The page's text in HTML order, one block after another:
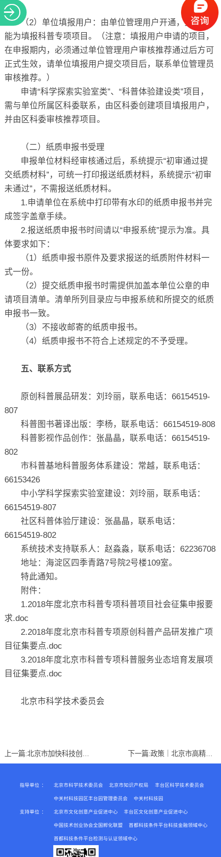
项目。
（2）单位填报用户：由单位管理用户开通，主要功
能为填报科普专项项目。（注意：填报用户申请的项目，
在申报期内，必须通过单位管理用户审核推荐通过后方可
正式生效，请单位填报用户提交项目后，联系单位管理员
审核推荐。）
申请“科学探索实验室类”、“科普体验建设类”项目，
需与单位所属区科委联系，由区科委创建项目填报用户，
并由区科委审核推荐项目。
（二）纸质申报书受理
申报单位材料经审核通过后，系统提示“初审通过提
交纸质材料”，可统一打印报送纸质材料，系统提示“初审
未通过”，不需报送纸质材料。
1.申请单位在系统中打印带有水印的纸质申报书并完
成签字盖章手续。
2.报送纸质申报书时间请以“申报系统”提示为准。具
体要求如下：
（1）纸质申报书原件及要求报送的纸质附件材料一
式一份。
（2）提交纸质申报书时需提供加盖本单位公章的申
请项目清单。清单所列目录应与申报系统和所提交的纸质
申报书一致。
（3）不接收邮寄的纸质申报书。
（4）纸质申报书不符合上述规定的不予受理。
五、联系方式
原创科普展品研发：刘玲丽，联系电话：66154519-
807
科普图书著译出版：李杨，联系电话：66154519-808
科普影视作品创作：张晶晶，联系电话：66154519-
802
市科普基地科普服务体系建设：常越，联系电话：
66153426
中小学科学探索实验室建设：刘玲丽，联系电话：
66154519-807
社区科普体验厅建设：张晶晶，联系电话：
66154519-802
系统技术支持联系人：赵淼淼，联系电话：62236708
地址：海淀区四季青路7号院2号楼109室。
特此通知。
附件：
1.2018年度北京市科普专项科普项目社会征集申报要
求.doc
2.2018年度北京市科普专项原创科普产品研发推广项
目征集要点.doc
3.2018年度北京市科普专项科普服务业态培育发展项
目征集要点.doc
北京市科学技术委员会
上一篇: 下一篇: 政策｜北京市高精尖产业发展资金管理暂行办法
指导单位 ： 北京市科学技术委员会 北京市知识产权局 丰台区科学技术委员会
中关村科技园区丰台园管理委员会 中关村科技园
支持单位 ： 北京市文化创意产业促进中心 丰台区文化创意产业促进中心
中国技术创业协会全国孵化联盟 首都科技条件平台科技金融领域中心
首都科技条件平台检测与认证领域中心